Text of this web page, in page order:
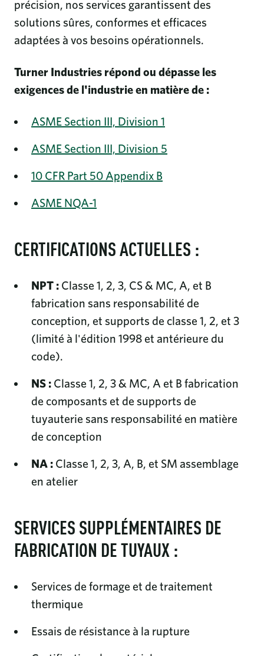
précision, nos services garantissent des
solutions sûres, conformes et efficaces
adaptées à vos besoins opérationnels.
Turner Industries répond ou dépasse les
exigences de l'industrie en matière de :
ASME Section III, Division 1
ASME Section III, Division 5
10 CFR Part 50 Appendix B
ASME NQA-1
CERTIFICATIONS ACTUELLES :
NPT : Classe 1, 2, 3, CS & MC, A, et B
fabrication sans responsabilité de
conception, et supports de classe 1, 2, et 3
(limité à l'édition 1998 et antérieure du
code).
NS : Classe 1, 2, 3 & MC, A et B fabrication
de composants et de supports de
tuyauterie sans responsabilité en matière
de conception
NA : Classe 1, 2, 3, A, B, et SM assemblage
en atelier
SERVICES SUPPLÉMENTAIRES DE
FABRICATION DE TUYAUX :
Services de formage et de traitement
thermique
Essais de résistance à la rupture